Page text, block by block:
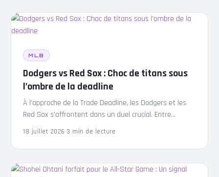
MLB
Dodgers vs Red Sox : Choc de titans sous
l’ombre de la deadline
À l’approche de la Trade Deadline, les Dodgers et les
Red Sox s’affrontent dans un duel crucial. Entre
rumeurs sur Skubal et santé d’Ohtani, découvrez…
18 juillet 2026·3 min de lecture